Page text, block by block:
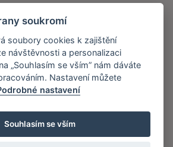
soukromí
soubory cookies k zajištění
návštěvnosti a personalizaci
„Souhlasím se vším” nám dáváte
Nastavení můžete
nastavení
Souhlasím se vším